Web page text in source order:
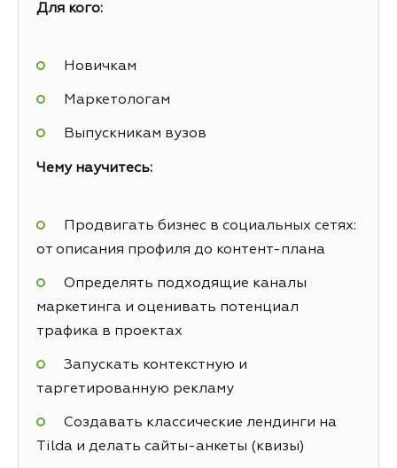
Для кого:
Новичкам
Маркетологам
Выпускникам вузов
Чему научитесь:
Продвигать бизнес в социальных сетях:
от описания профиля до контент-плана
Определять подходящие каналы
маркетинга и оценивать потенциал
трафика в проектах
Запускать контекстную и
таргетированную рекламу
Создавать классические лендинги на
Tilda и делать сайты-анкеты (квизы)